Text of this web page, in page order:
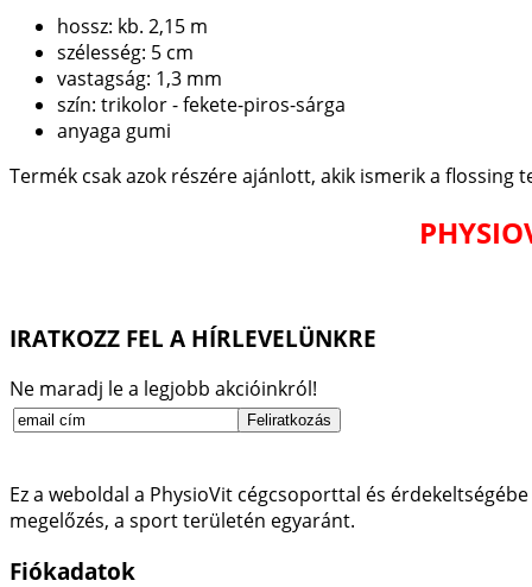
hossz: kb. 2,15 m
szélesség: 5 cm
vastagság: 1,3 mm
szín: trikolor - fekete-piros-sárga
anyaga gumi
Termék csak azok részére ajánlott, akik ismerik a
IRATKOZZ FEL A HÍRLEVELÜNKRE
Ne maradj le a legjobb akcióinkról!
Ez a weboldal a PhysioVit cégcsoporttal és
megelőzés, a sport területén egyaránt.
Fiókadatok